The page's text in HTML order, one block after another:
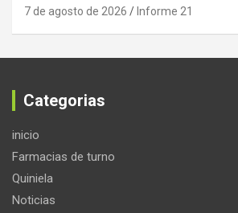
7 de agosto de 2026 Informe 21
Categorias
inicio
Farmacias de turno
Quiniela
Noticias